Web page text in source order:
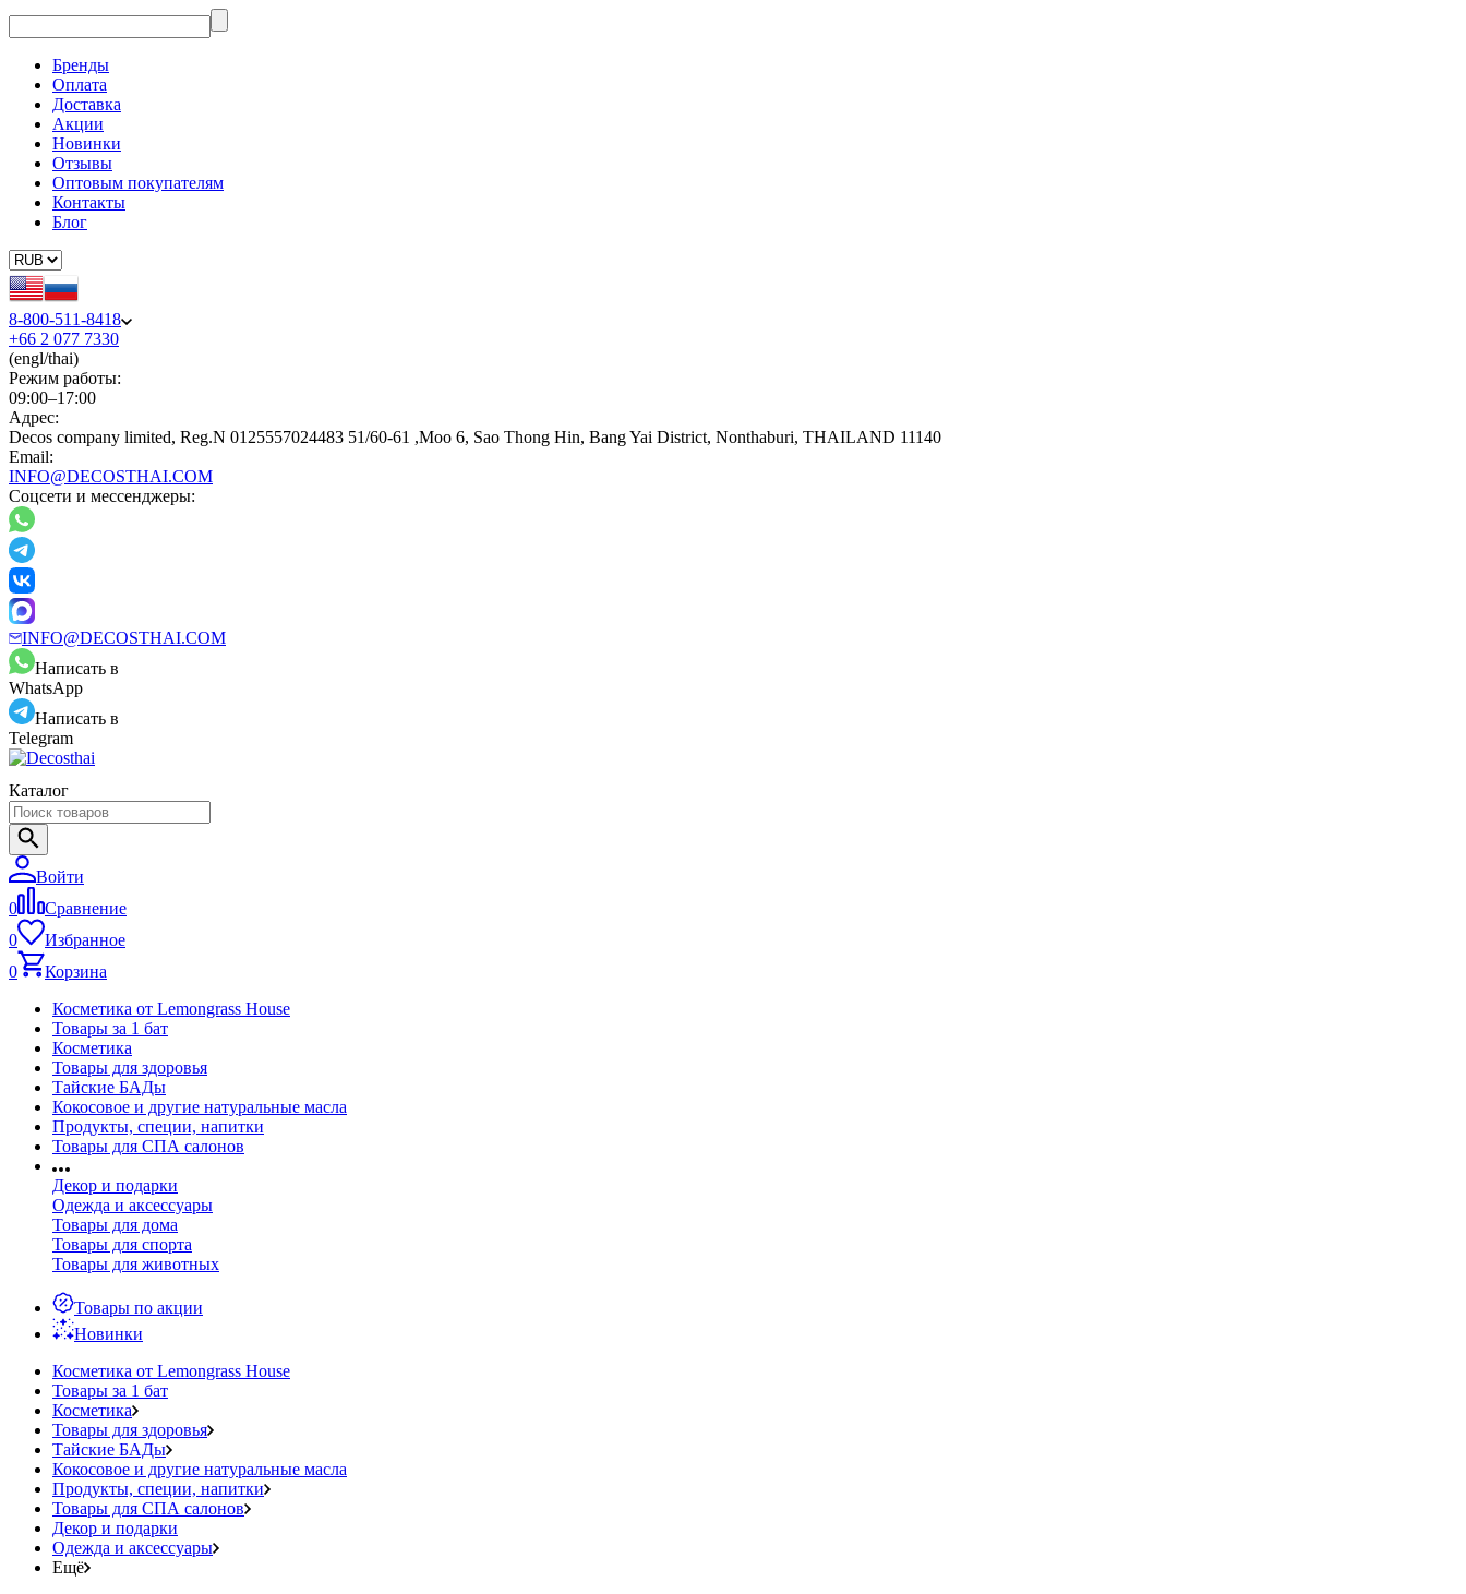
Бренды
Оплата
Доставка
Акции
Новинки
Отзывы
Оптовым покупателям
Контакты
Блог
8-800-511-8418
+66 2 077 7330
(engl/thai)
Режим работы:
09:00–17:00
Адрес:
Decos company limited, Reg.N 0125557024483 51/60-61 ,Moo 6, Sao Thong Hin, Bang Yai District, Nonthaburi, THAILAND 11140
Email:
INFO@DECOSTHAI.COM
Соцсети и мессенджеры:
INFO@DECOSTHAI.COM
Написать в
WhatsApp
Написать в
Telegram
Каталог
Войти
0
Сравнение
0
Избранное
0
Корзина
Косметика от Lemongrass House
Товары за 1 бат
Косметика
Товары для здоровья
Тайские БАДы
Кокосовое и другие натуральные масла
Продукты, специи, напитки
Товары для СПА салонов
Декор и подарки
Одежда и аксессуары
Товары для дома
Товары для спорта
Товары для животных
Товары по акции
Новинки
Косметика от Lemongrass House
Товары за 1 бат
Косметика
Товары для здоровья
Тайские БАДы
Кокосовое и другие натуральные масла
Продукты, специи, напитки
Товары для СПА салонов
Декор и подарки
Одежда и аксессуары
Ещё